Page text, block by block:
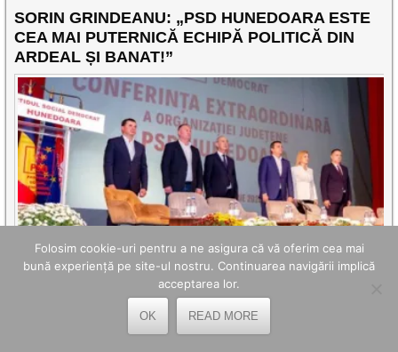
SORIN GRINDEANU: „PSD HUNEDOARA ESTE
CEA MAI PUTERNICĂ ECHIPĂ POLITICĂ DIN
ARDEAL ȘI BANAT!”
Prezent vineri, 31 octombrie 2025, la Deva, în cadrul turneului
său politic național în care-și prezintă programul și echipa cu care
intenționează să câștige alegerile interne pentru șefia PSD, Sorin
Grindeanu a declarat că Organizația PSD Hunedoara este cea
Folosim cookie-uri pentru a ne asigura că vă oferim cea mai
bună experiență pe site-ul nostru. Continuarea navigării implică
acceptarea lor.
OK READ MORE